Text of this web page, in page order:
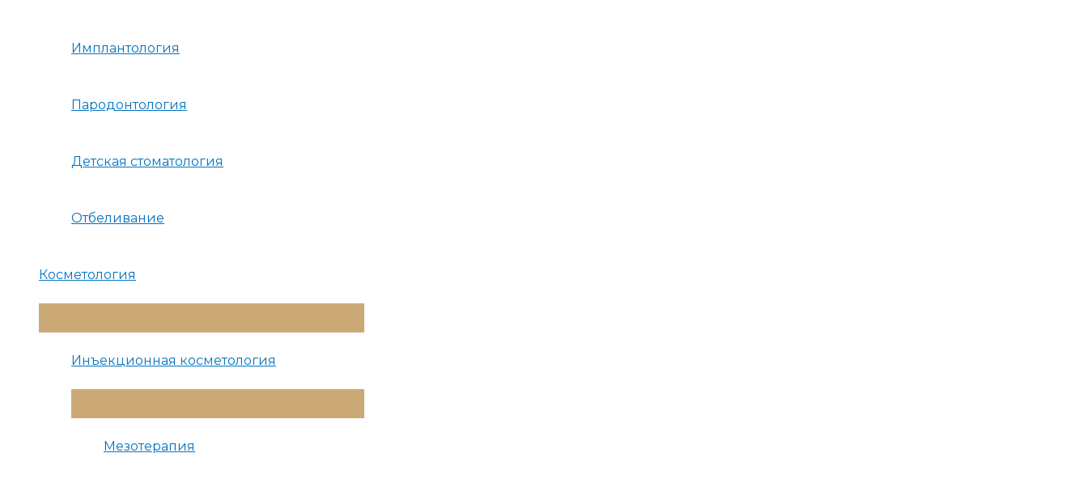
Имплантология
Пародонтология
Детская стоматология
Отбеливание
Косметология
Меню
Инъекционная косметология
Меню
Мезотерапия